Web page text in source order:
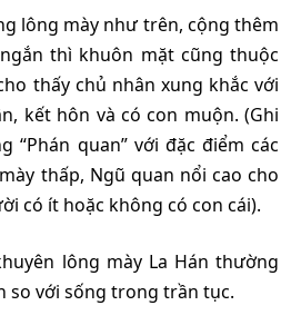
lông mày như trên, cộng thêm
thì khuôn mặt cũng thuộc
thấy chủ nhân xung khắc với
kết hôn và có con muộn. (Ghi
“Phán quan” với đặc điểm các
thấp, Ngũ quan nổi cao cho
có ít hoặc không có con cái).
lông mày La Hán thường
so với sống trong trần tục.